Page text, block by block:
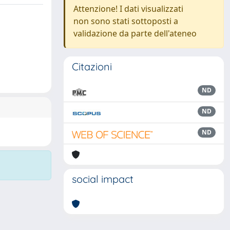
Attenzione! I dati visualizzati
non sono stati sottoposti a
validazione da parte dell'ateneo
Citazioni
ND
ND
ND
social impact